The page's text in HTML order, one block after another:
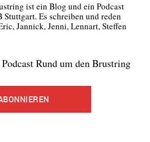
ist ein Blog und ein Pod­cast
Es schrei­ben und reden
Jan­nick, Jen­ni, Lenn­art, Stef­fen
Rund um den Brustring